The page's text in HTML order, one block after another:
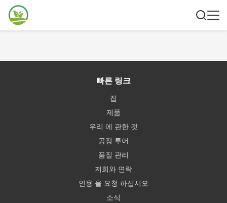
빠른 링크
집
제품
우리 에 관한 것
공장 투어
품질 관리
저희와 연락
인용 을 요청 하십시오
소식